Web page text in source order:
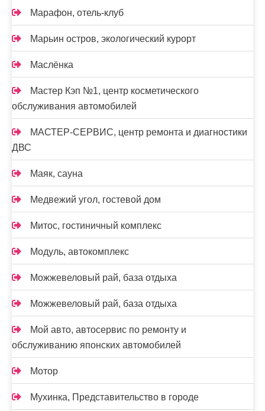
Марафон, отель-клуб
Марьин остров, экологический курорт
Маслёнка
Мастер Кэп №1, центр косметического
обслуживания автомобилей
МАСТЕР-СЕРВИС, центр ремонта и диагностики
ДВС
Маяк, сауна
Медвежий угол, гостевой дом
Митос, гостиничный комплекс
Модуль, автокомплекс
Можжевеловый рай, база отдыха
Можжевеловый рай, база отдыха
Мой авто, автосервис по ремонту и
обслуживанию японских автомобилей
Мотор
Мухинка, Представительство в городе